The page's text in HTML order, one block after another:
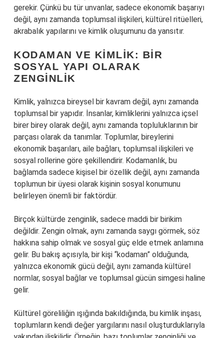
gerekir. Çünkü bu tür unvanlar, sadece ekonomik başarıyı
değil, aynı zamanda toplumsal ilişkileri, kültürel ritüelleri,
akrabalık yapılarını ve kimlik oluşumunu da yansıtır.
KODAMAN VE KIMLIK: BIR
SOSYAL YAPI OLARAK
ZENGINLIK
Kimlik, yalnızca bireysel bir kavram değil, aynı zamanda
toplumsal bir yapıdır. İnsanlar, kimliklerini yalnızca içsel
birer birey olarak değil, aynı zamanda topluluklarının bir
parçası olarak da tanımlar. Toplumlar, bireylerini
ekonomik başarıları, aile bağları, toplumsal ilişkileri ve
sosyal rollerine göre şekillendirir. Kodamanlık, bu
bağlamda sadece kişisel bir özellik değil, aynı zamanda
toplumun bir üyesi olarak kişinin sosyal konumunu
belirleyen önemli bir faktördür.
Birçok kültürde zenginlik, sadece maddi bir birikim
değildir. Zengin olmak, aynı zamanda saygı görmek, söz
hakkına sahip olmak ve sosyal güç elde etmek anlamına
gelir. Bu bakış açısıyla, bir kişi “kodaman” olduğunda,
yalnızca ekonomik gücü değil, aynı zamanda kültürel
normlar, sosyal bağlar ve toplumsal gücün simgesi haline
gelir.
Kültürel göreliliğin ışığında bakıldığında, bu kimlik inşası,
toplumların kendi değer yargılarını nasıl oluşturduklarıyla